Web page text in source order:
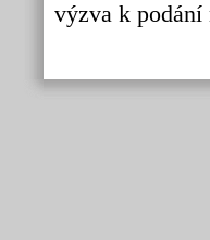
výzva k podání